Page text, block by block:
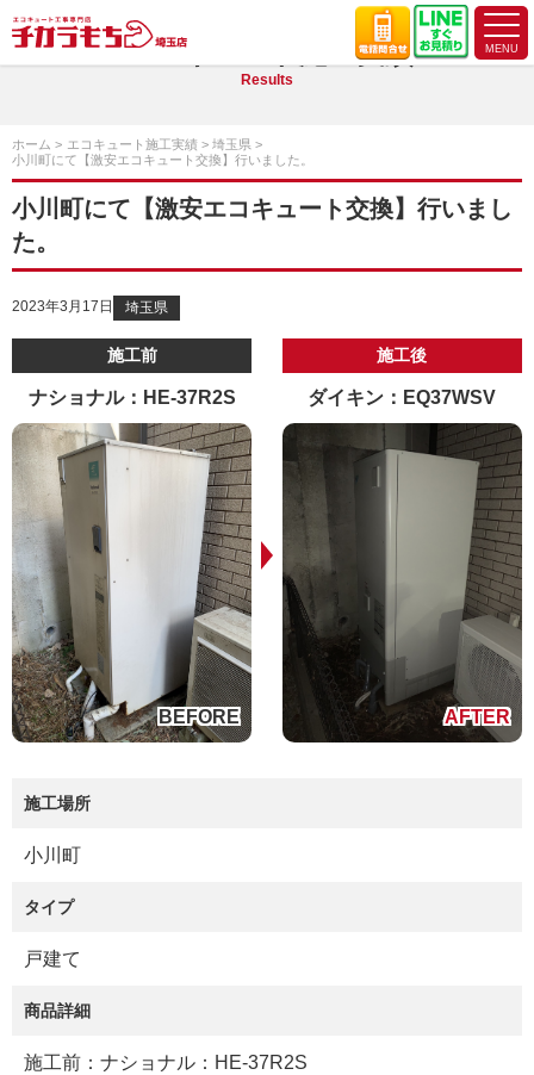
エコキュート施工実績
Results
ホーム エコキュート施工実績
埼玉県
小川町にて【激安エコキュート交換】行いました。
小川町にて【激安エコキュート交換】行いまし
た。
2023年3月17日 埼玉県
施工前
ナショナル：HE-37R2S
施工後
ダイキン：EQ37WSV
施工場所
小川町
タイプ
戸建て
商品詳細
施工前：ナショナル：HE-37R2S